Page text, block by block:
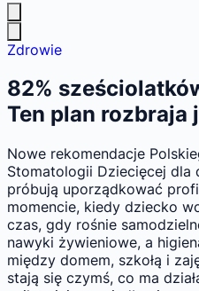
Zdrowie
82%
Ten plan rozbraja
Nowe rekomendacje
Stomatologii Dziecięcej
próbują uporządkować
momencie, kiedy dziecko
czas, gdy rośnie
nawyki żywieniowe, a
między domem, szkołą i
stają się czymś, co ma